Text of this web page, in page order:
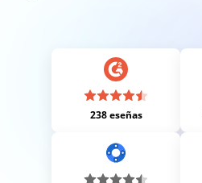
238 eseñas